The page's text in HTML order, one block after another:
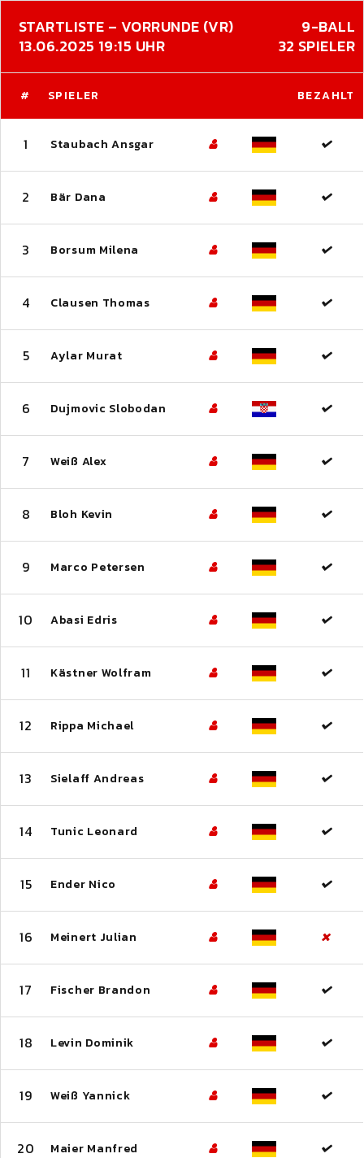
STARTLISTE – VORRUNDE (VR)
9-BALL
13.06.2025 19:15 UHR
32 SPIELER
# SPIELER BEZAHLT
1 Staubach Ansgar
2 Bär Dana
3 Borsum Milena
4 Clausen Thomas
5 Aylar Murat
6 Dujmovic Slobodan
7 Weiß Alex
8 Bloh Kevin
9 Marco Petersen
10 Abasi Edris
11 Kästner Wolfram
12 Rippa Michael
13 Sielaff Andreas
14 Tunic Leonard
15 Ender Nico
16 Meinert Julian
17 Fischer Brandon
18 Levin Dominik
19 Weiß Yannick
20 Maier Manfred